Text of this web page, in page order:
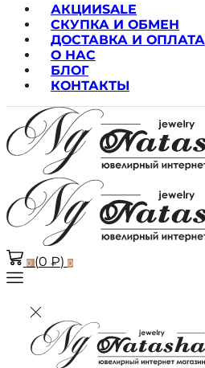
АКЦИИSALE
СКУПКА И ОБМЕН
ДОСТАВКА И ОПЛАТА
О НАС
БЛОГ
КОНТАКТЫ
0 (0 ₽) 0